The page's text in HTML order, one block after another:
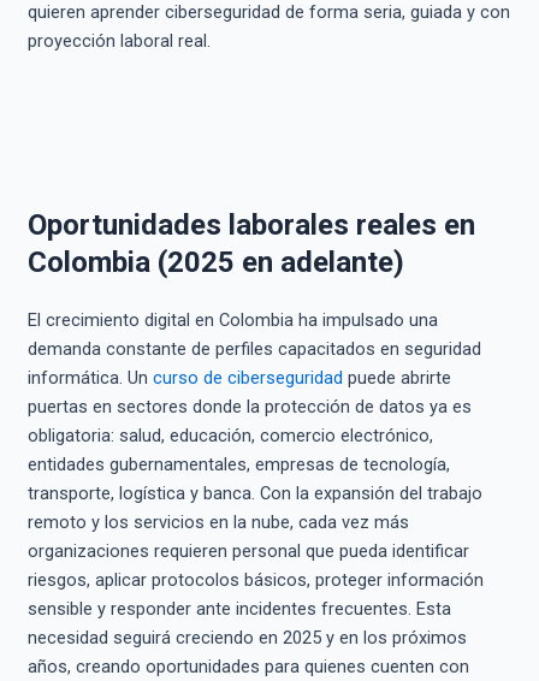
quieren aprender ciberseguridad de forma seria, guiada y con
proyección laboral real.
Oportunidades laborales reales en
Colombia (2025 en adelante)
El crecimiento digital en Colombia ha impulsado una
demanda constante de perfiles capacitados en seguridad
informática. Un curso de ciberseguridad puede abrirte
puertas en sectores donde la protección de datos ya es
obligatoria: salud, educación, comercio electrónico,
entidades gubernamentales, empresas de tecnología,
transporte, logística y banca. Con la expansión del trabajo
remoto y los servicios en la nube, cada vez más
organizaciones requieren personal que pueda identificar
riesgos, aplicar protocolos básicos, proteger información
sensible y responder ante incidentes frecuentes. Esta
necesidad seguirá creciendo en 2025 y en los próximos
años, creando oportunidades para quienes cuenten con